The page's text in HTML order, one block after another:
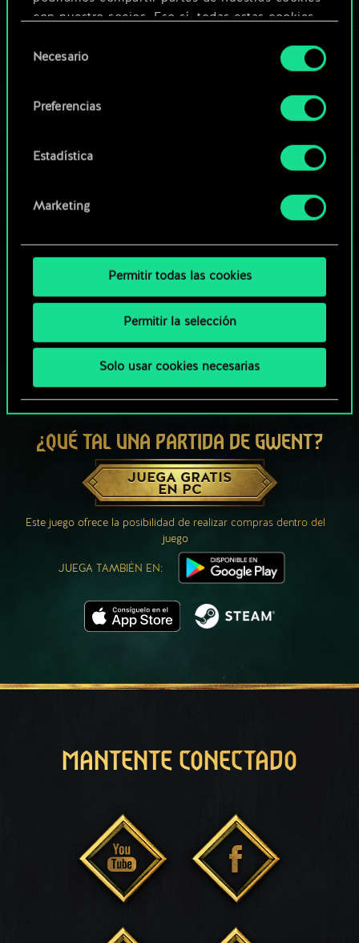
con nuestro socios. Eso sí, todas estas cookies
Encontrarás todos los detalles sobre nuestro uso
preferencias al respecto en el menú «Ajustes» de
deNecesario
Preferencias
Estadística
Marketing
Permitir todas las cookies
Permitir la selección
Solo usar cookies necesarias
Editar baraja
Explorar las barajas de la
¿QUÉ TAL UNA PARTIDA DE GWENT?
JUEGA GRATIS
EN PC
Este juego ofrece la posibilidad de realizar compras dentro del
juego
JUEGA TAMBIÉN EN:
MANTENTE CONECTADO